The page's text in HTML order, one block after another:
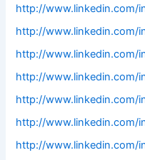
http://www.linkedin.com/
http://www.linkedin.com/
http://www.linkedin.com/
http://www.linkedin.com/
http://www.linkedin.com/
http://www.linkedin.com/
http://www.linkedin.com/